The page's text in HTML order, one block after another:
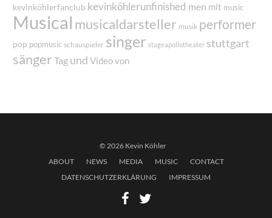
kevinköhlerfanclub kevinköhlerunfinished men mit music
Musical musicaldarsteller musik performer
pop popmusic schauspieler singer stageapollotheater stuttgart
sänger Tag und Video von
© 2026 Kevin Köhler
ABOUT
NEWS MEDIA MUSIC
CONTACT
DATENSCHUTZERKLÄRUNG
IMPRESSUM